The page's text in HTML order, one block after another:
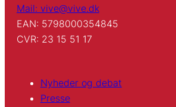
Mail: vive@vive.dk
EAN: 5798000354845
CVR: 23 15 51 17
Nyheder og debat
Presse